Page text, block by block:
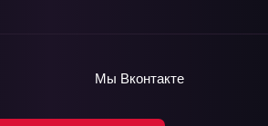
Мы Вконтакте